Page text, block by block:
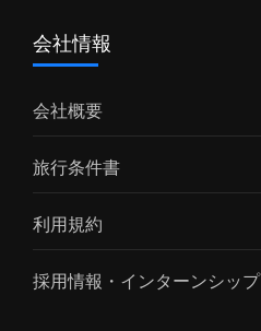
会社情報
会社概要
旅行条件書
利用規約
採用情報・インターンシップ